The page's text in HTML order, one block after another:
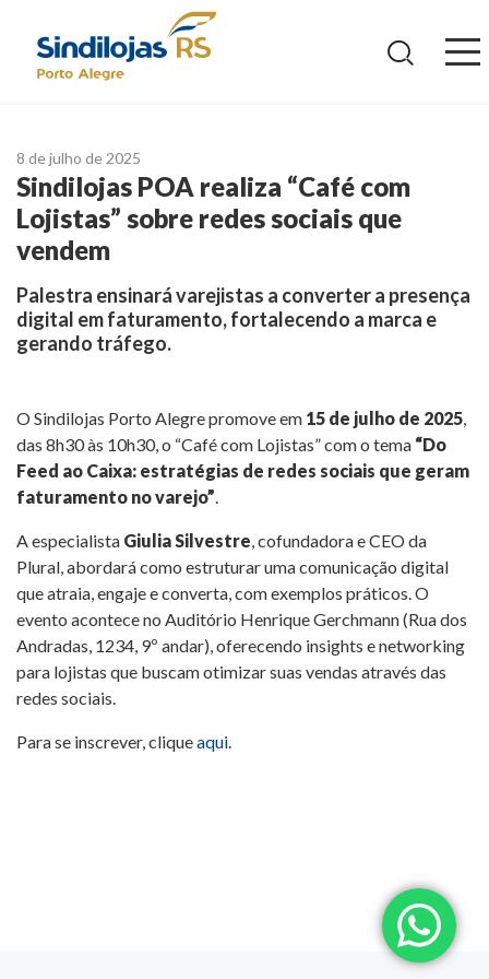
8 de julho de 2025
Sindilojas POA realiza “Café com
Lojistas” sobre redes sociais que
vendem
Palestra ensinará varejistas a converter a presença
digital em faturamento, fortalecendo a marca e
gerando tráfego.
O Sindilojas Porto Alegre promove em 15 de julho de 2025,
das 8h30 às 10h30, o “Café com Lojistas” com o tema “Do
Feed ao Caixa: estratégias de redes sociais que geram
faturamento no varejo”.
A especialista Giulia Silvestre, cofundadora e CEO da
Plural, abordará como estruturar uma comunicação digital
que atraia, engaje e converta, com exemplos práticos. O
evento acontece no Auditório Henrique Gerchmann (Rua dos
Andradas, 1234, 9º andar), oferecendo insights e networking
para lojistas que buscam otimizar suas vendas através das
redes sociais.
Para se inscrever, cliqueaqui.